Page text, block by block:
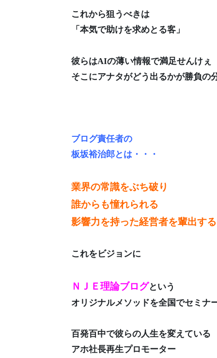
これから狙うべきは
「本気で助けを求めとる客」
彼らはAIの薄い情報で満足せんけぇ
そこにアナタがどう出るかが勝負の
ブログ責任者の
板坂裕治郎とは・・・
業界の常識をぶち破り
誰からも憧れられる
影響力を持った経営者を輩出する
これをビジョンに
ＮＪＥ理論ブログという
オリジナルメソッドを全国でセミナ
百発百中で彼らの人生を変えている
アホ社長再生プロモーター